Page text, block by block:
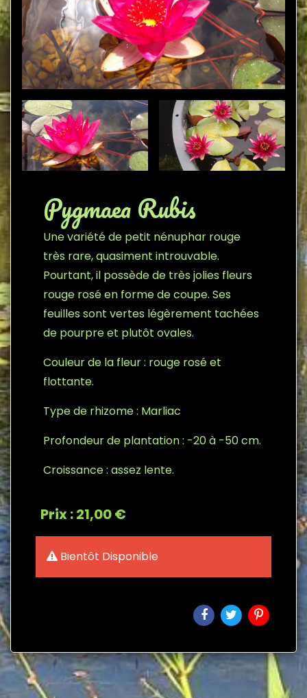
Pygmaea Rubis
Une variété de petit nénuphar rouge
très rare, quasiment introuvable.
Pourtant, il possède de très jolies fleurs
rouge rosé en forme de coupe. Ses
feuilles sont vertes légèrement tachées
de pourpre et plutôt ovales.
Couleur de la fleur : rouge rosé et
flottante.
Type de rhizome : Marliac
Profondeur de plantation : -20 à -50 cm.
Croissance : assez lente.
Prix : 21,00 €
Bientôt Disponible